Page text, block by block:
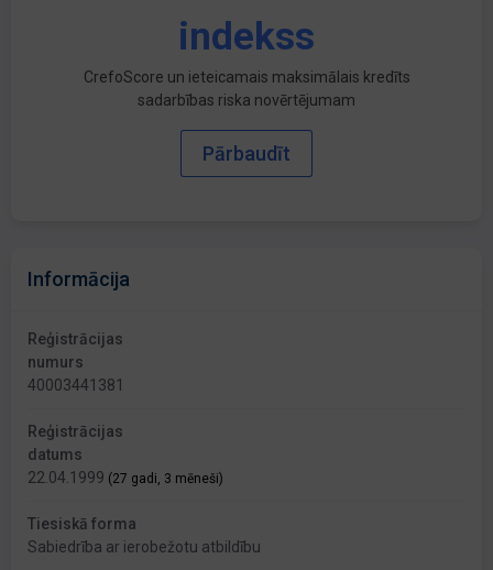
indekss
CrefoScore un ieteicamais maksimālais kredīts
sadarbības riska novērtējumam
Pārbaudīt
Informācija
Reģistrācijas
numurs
40003441381
Reģistrācijas
datums
22.04.1999 (27 gadi, 3 mēneši)
Tiesiskā forma
Sabiedrība ar ierobežotu atbildību